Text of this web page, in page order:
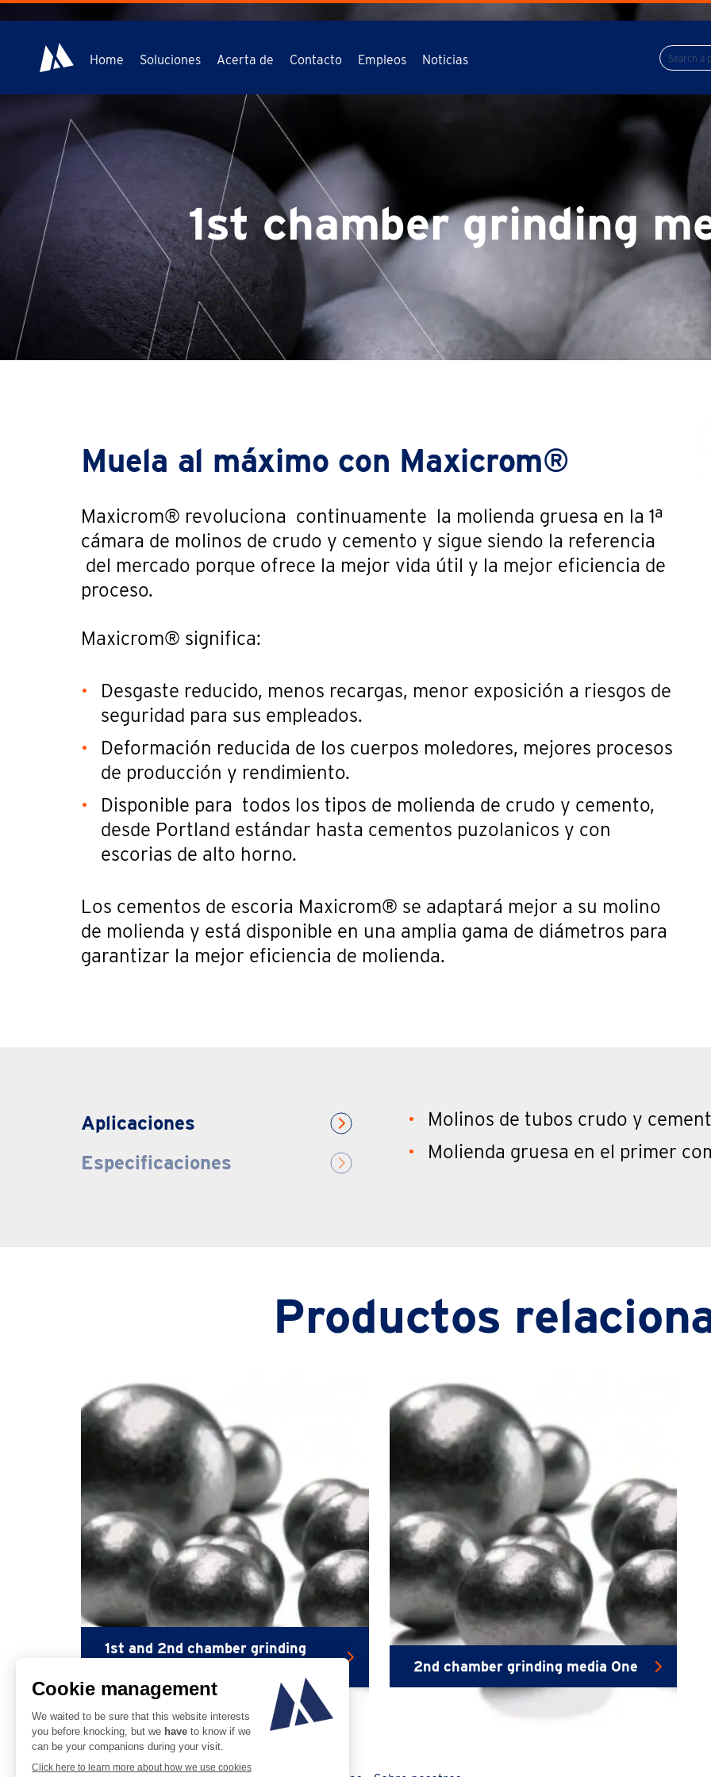
Home Soluciones Acerta de Contacto Empleos Noticias
1st chamber grinding
Muela al máximo con Maxicrom®
Maxicrom® revoluciona continuamente la molienda gruesa en la 1ª
cámara de molinos de crudo y cemento y sigue siendo la referencia
del mercado porque ofrece la mejor vida útil y la mejor eficiencia de
proceso.
Maxicrom® significa:
Desgaste reducido, menos recargas, menor exposición a riesgos de
seguridad para sus empleados.
Deformación reducida de los cuerpos moledores, mejores procesos
de producción y rendimiento.
Disponible para todos los tipos de molienda de crudo y cemento,
desde Portland estándar hasta cementos puzolanicos y con
escorias de alto horno.
Los cementos de escoria Maxicrom® se adaptará mejor a su molino
de molienda y está disponible en una amplia gama de diámetros para
garantizar la mejor eficiencia de molienda.
Aplicaciones
Especificaciones
Molinos de tubos crudo y
Molienda gruesa en el primer
Productos
1st and 2nd chamber grinding
2nd chamber grinding media One